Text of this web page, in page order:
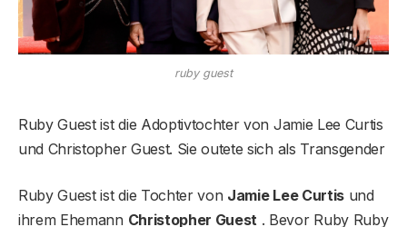
ruby guest
Ruby Guest ist die Adoptivtochter von Jamie Lee Curtis
und Christopher Guest. Sie outete sich als Transgender
Ruby Guest ist die Tochter von Jamie Lee Curtisund
ihrem Ehemann Christopher Guest . Bevor Ruby Ruby